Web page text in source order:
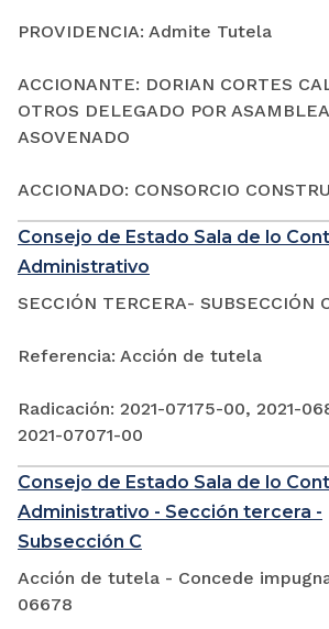
PROVIDENCIA: Admite Tutela
ACCIONANTE: DORIAN CORTES
OTROS DELEGADO POR ASAMBLEA
ASOVENADO
ACCIONADO: CONSORCIO
Consejo de Estado Sala de lo
Administrativo
SECCIÓN TERCERA- SUBSECCIÓN
Referencia: Acción de tutela
Radicación: 2021-07175-00, 2021-
2021-07071-00
Consejo de Estado Sala de lo
Administrativo - Sección tercera -
Subsección C
Acción de tutela - Concede
06678